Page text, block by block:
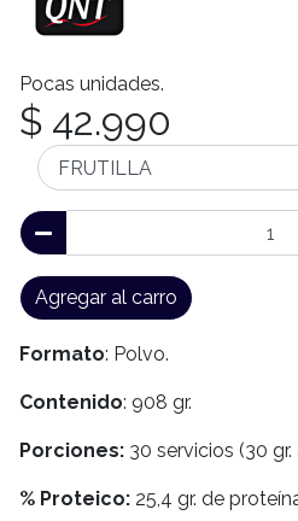
Pocas unidades.
$ 42.990
Agregar al carro
Formato: Polvo.
Contenido: 908 gr.
Porciones: 30 servicios (30
% Proteico: 25,4 gr. de